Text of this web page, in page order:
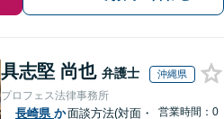
具志堅 尚也 弁護士 沖縄県
プロフェス法律事務所
長崎県 か面談方法(対面・
営業時間：0